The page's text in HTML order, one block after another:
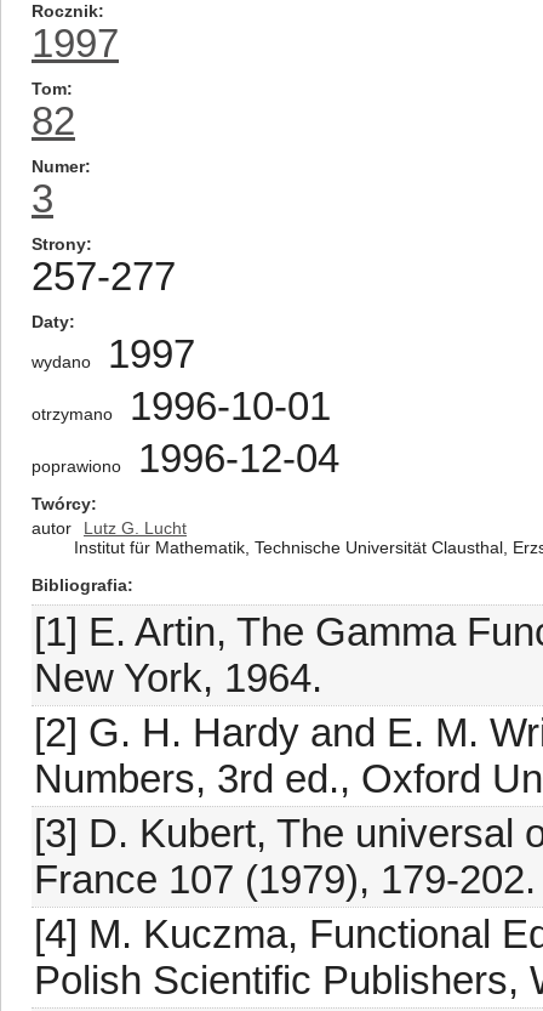
Rocznik
1997
Tom
82
Numer
3
Strony
257-277
Daty
wydano 1997
otrzymano 1996-10-01
poprawiono 1996-12-04
Twórcy
autor
Lutz G. Lucht
Institut für Mathematik, Technische Universität Clausthal,
Bibliografia
[1] E. Artin, The Gamma
New York, 1964.
[2] G. H. Hardy and E. M.
Numbers, 3rd ed., Oxford
[3] D. Kubert, The universal
France 107 (1979), 179-202.
[4] M. Kuczma, Functional
Polish Scientific Publishers,